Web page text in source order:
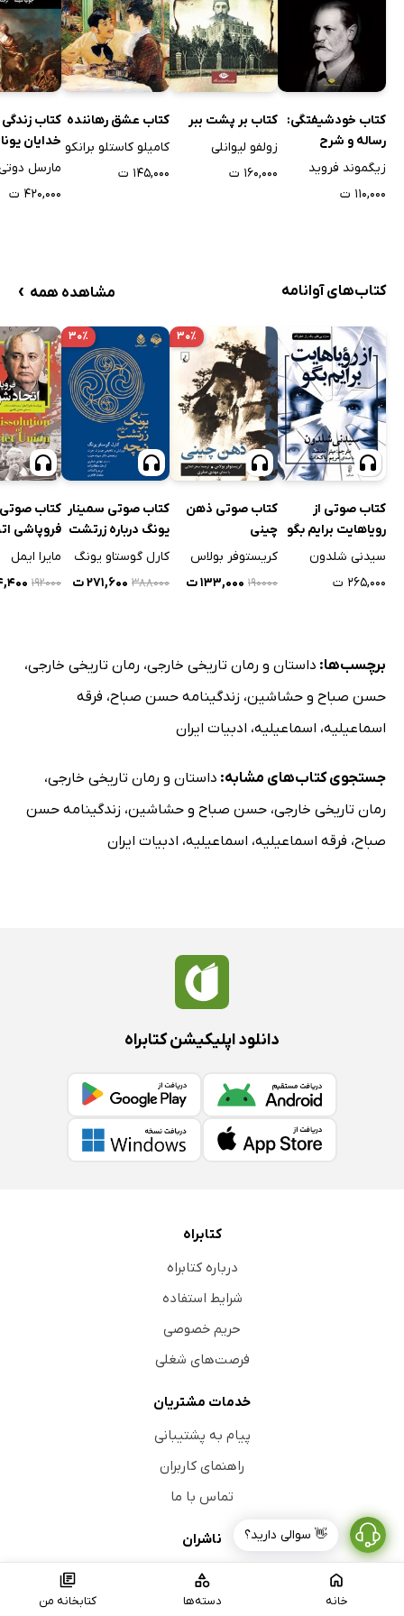
خانه دسته‌ها کتابخانه من
کتاب خودشیفتگی:
رساله و شرح
زیگموند فروید
۱۱۰,۰۰۰ ت
کتاب بر پشت ببر
زولفو لیوانلی
۱۶۰,۰۰۰ ت
کتاب عشق رهاننده
کامیلو کاستلو برانکو
۱۴۵,۰۰۰ ت
کتاب زندگی
خدایان
باستان
مارسل
۴۲۰,۰۰۰ ت
کتاب‌های آوانامه مشاهده همه ›
کتاب صوتی از
رویاهایت برایم بگو
سیدنی شلدون
۲۶۵,۰۰۰ ت
۳۰٪
کتاب صوتی ذهن
چینی
کریستوفر بولاس
۱۹۰۰۰۰ ۱۳۳,۰۰۰ ت
۳۰٪
کتاب صوتی سمینار
یونگ درباره زرتشت
نیچه
کارل گوستاو یونگ
۳۸۸۰۰۰ ۲۷۱,۶۰۰ ت
کتاب صوتی
فروپاشی
شوروی
مایرا ایمل
۱۹۲۰۰۰
برچسب‌ها: داستان و رمان تاریخی خارجی، رمان تاریخی خارجی،
حسن صباح و حشاشین، زندگینامه حسن صباح، فرقه
اسماعیلیه، اسماعیلیه، ادبیات ایران
جستجوی کتاب‌های مشابه: داستان و رمان تاریخی خارجی،
رمان تاریخی خارجی، حسن صباح و حشاشین، زندگینامه حسن
صباح، فرقه اسماعیلیه، اسماعیلیه، ادبیات ایران
👋 سوالی دارید؟
دانلود اپلیکیشن کتابراه
کتابراه
درباره کتابراه
شرایط استفاده
حریم خصوصی
فرصت‌های شغلی
خدمات مشتریان
پیام به پشتیبانی
راهنمای کاربران
تماس با ما
ناشران
عضویت ناشران
ورود به پنل ناشران